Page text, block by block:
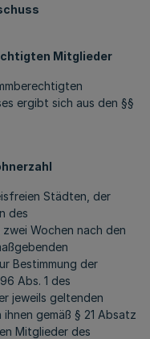
Mitglieder
ergibt sich aus den §§
Städten, der
des
Wochen nach den
Bestimmung der
Abs. 1 des
jeweils geltenden
gemäß § 21 Absatz
Mitglieder des